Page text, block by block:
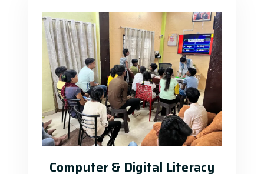
Computer & Digital Literacy